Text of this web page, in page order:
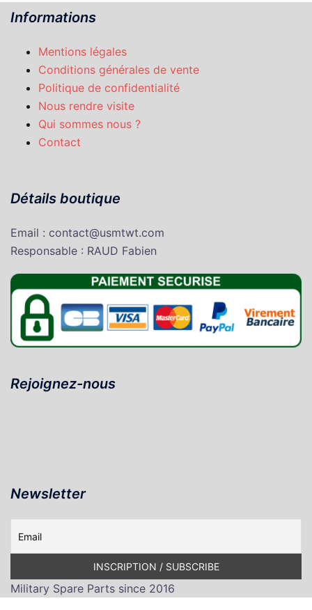
Informations
Mentions légales
Conditions générales de vente
Politique de confidentialité
Nous rendre visite
Qui sommes nous ?
Contact
Détails boutique
Email : contact@usmtwt.com
Responsable : RAUD Fabien
Rejoignez-nous
Newsletter
Military Spare Parts since 2016